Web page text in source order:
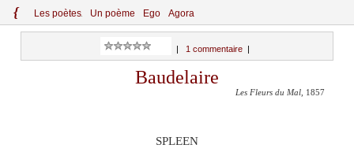
{ Les poètes Un poème Ego Agora
1 commentaire|
Baudelaire
Les Fleurs du Mal , 1857
SPLEEN